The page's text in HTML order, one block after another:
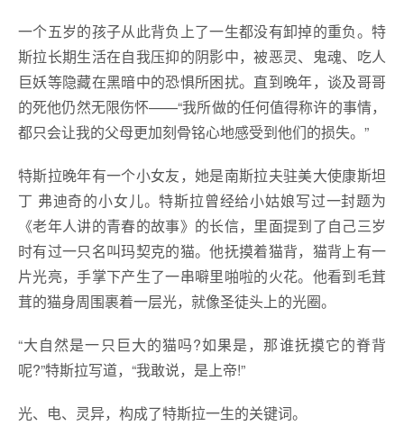
一个五岁的孩子从此背负上了一生都没有卸掉的重负。特
斯拉长期生活在自我压抑的阴影中，被恶灵、鬼魂、吃人
巨妖等隐藏在黑暗中的恐惧所困扰。直到晚年，谈及哥哥
的死他仍然无限伤怀——“我所做的任何值得称许的事情，
都只会让我的父母更加刻骨铭心地感受到他们的损失。”
特斯拉晚年有一个小女友，她是南斯拉夫驻美大使康斯坦
丁 弗迪奇的小女儿。特斯拉曾经给小姑娘写过一封题为
《老年人讲的青春的故事》的长信，里面提到了自己三岁
时有过一只名叫玛契克的猫。他抚摸着猫背，猫背上有一
片光亮，手掌下产生了一串噼里啪啦的火花。他看到毛茸
茸的猫身周围裹着一层光，就像圣徒头上的光圈。
“大自然是一只巨大的猫吗?如果是，那谁抚摸它的脊背
呢?”特斯拉写道，“我敢说，是上帝!”
光、电、灵异，构成了特斯拉一生的关键词。